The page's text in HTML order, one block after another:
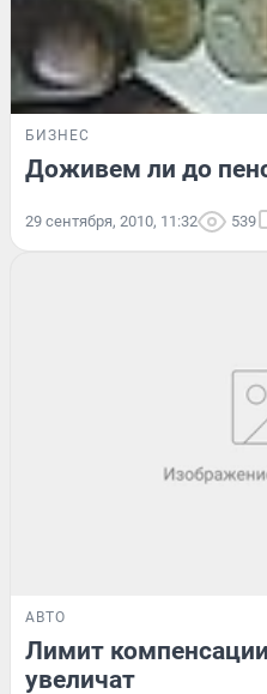
БИЗНЕС
Доживем ли до
29 сентября, 2010, 11:32 539
АВТО
Лимит
увеличат